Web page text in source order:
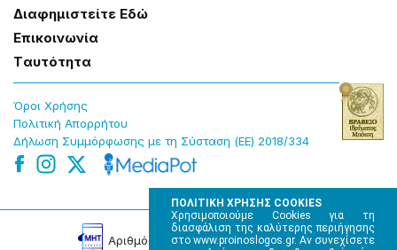
ΠΟΛΙΤΙΚΗ ΧΡΗΣΗΣ COOKIES
Χρησιμοποιούμε Cookies για τη
διασφάλιση της καλύτερης περιήγησης
στο www.proinoslogos.gr. Αν συνεχίσετε
Δɩαφημɩστείτε Εδώ
Επɩκοɩνωνία
Tαυτότητα
Όροɩ Χρήσης
Πολɩτɩκή Απορρήτου
Δήλωση Συμμόρφωσης με τη Σύσταση (ΕΕ) 2018/334
Αρɩθμός Πɩστοποίησης Μ.Η.Τ. 220242